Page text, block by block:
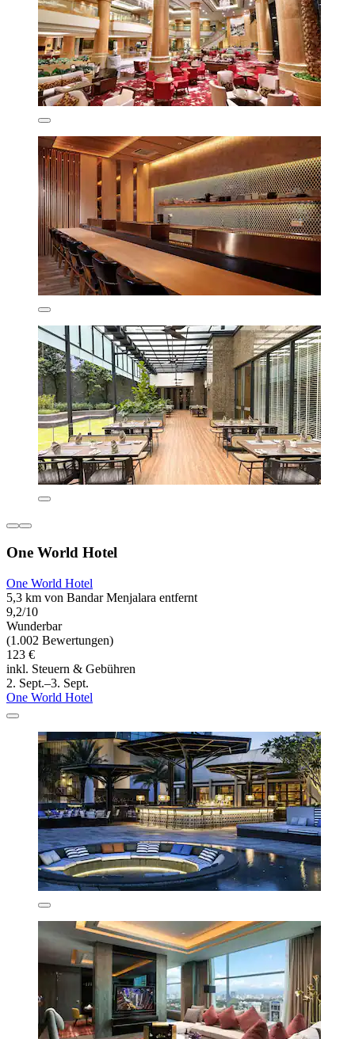
One World Hotel
One World Hotel
5,3 km von Bandar Menjalara entfernt
9,2/10
Wunderbar
(1.002 Bewertungen)
123 €
inkl. Steuern & Gebühren
2. Sept.–3. Sept.
One World Hotel